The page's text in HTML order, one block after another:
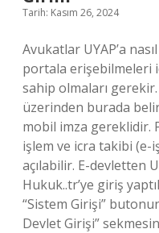
Tarih: Kasım 26, 2024
Avukatlar UYAP’a
portala erişebilmeleri
sahip olmaları
üzerinden burada
mobil imza gereklidir.
işlem ve icra takibi (e-
açılabilir. E-devletten
Hukuk..tr’ye giriş
“Sistem Girişi”
Devlet Girişi”